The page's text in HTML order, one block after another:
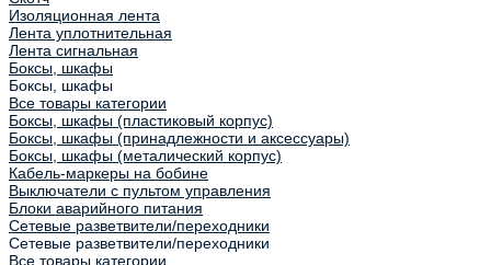
Изоляционная лента
Лента уплотнительная
Лента сигнальная
Боксы, шкафы
Боксы, шкафы
Все товары категории
Боксы, шкафы (пластиковый корпус)
Боксы, шкафы (принадлежности и аксессуары)
Боксы, шкафы (металический корпус)
Кабель-маркеры на бобине
Выключатели с пультом управления
Блоки аварийного питания
Сетевые разветвители/переходники
Сетевые разветвители/переходники
Все товары категории